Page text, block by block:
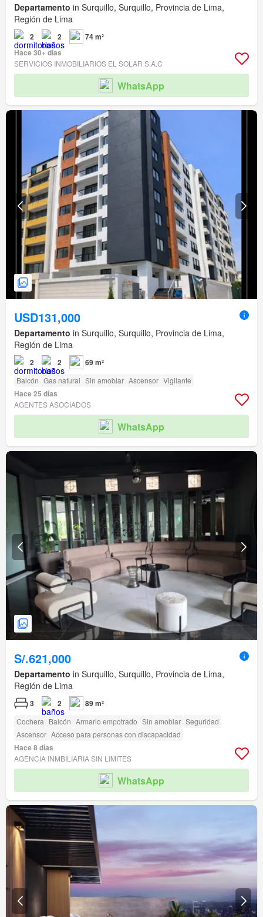
Departamento in Surquillo, Surquillo, Provincia de Lima,
Región de Lima
2 2
74 m²
Hace 30+ días
SERVICIOS INMOBILIARIOS EL SOLAR S.A.C
WhatsApp
USD131,000
Departamento in Surquillo, Surquillo, Provincia de Lima,
Región de Lima
2 2 69 m²
Balcón Gas natural Sin amoblar Ascensor Vigilante
Hace 25 días
AGENTES ASOCIADOS
WhatsApp
S/.621,000
Departamento in Surquillo, Surquillo, Provincia de Lima,
Región de Lima
3 2 89 m²
Cochera Balcón Armario empotrado Sin amoblar Seguridad
Ascensor Acceso para personas con discapacidad
Hace 8 días
AGENCIA INMBILIARIA SIN LIMITES
WhatsApp